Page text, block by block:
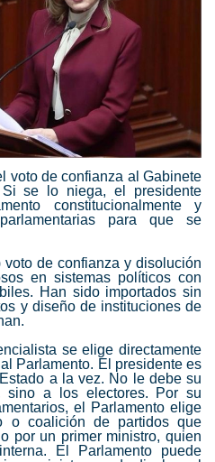
voto de confianza al Gabinete
se lo niega, el presidente
constitucionalmente y
para que se
voto de confianza y disolución
en sistemas políticos con
Han sido importados sin
y diseño de instituciones de
se elige directamente
Parlamento. El presidente es
a la vez. No le debe su
sino a los electores. Por su
el Parlamento elige
o coalición de partidos que
por un primer ministro, quien
El Parlamento puede